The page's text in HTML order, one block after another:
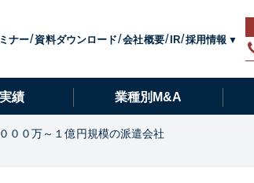
ナー 資料ダウンロード 会社概要 IR 採用情報
績 業種別M&A
００万～１億円規模の派遣会社